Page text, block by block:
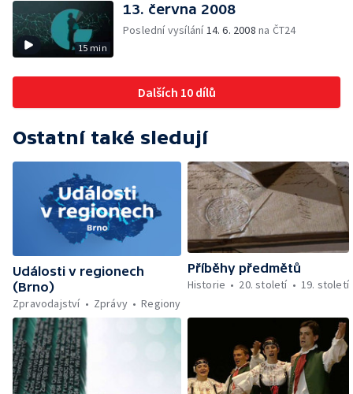
15 min
13. června 2008
Poslední vysílání14. 6. 2008 na ČT24
Dalších 10 dílů
Ostatní také sledují
Události v regionech
(Brno)
Zpravodajství
Zprávy Regiony
Příběhy předmětů
Historie
20. století 19. století